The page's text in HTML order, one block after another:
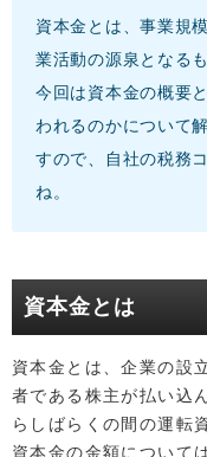
資本金とは、事業規
業活動の源泉となるも
今回は資本金の概要
われるのかについて
すので、自社の税務
ね。
資本金とは
資本金とは、企業の設
者である株主が払い込
らしばらくの間の運転
資本金の金額について